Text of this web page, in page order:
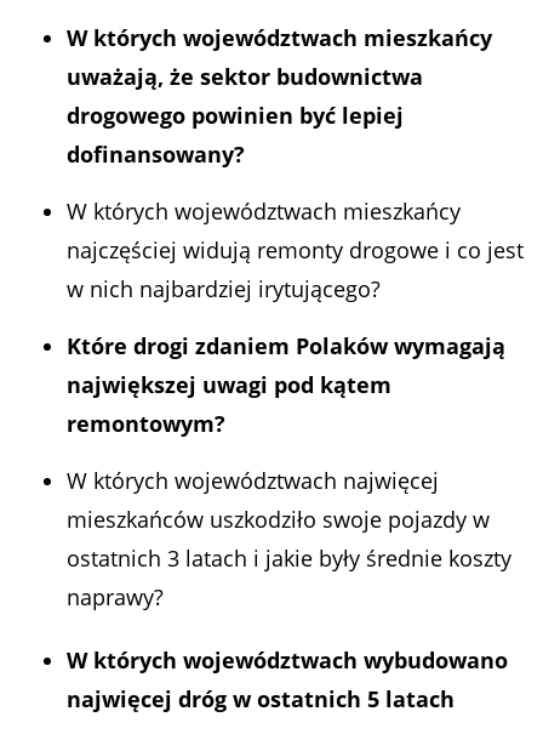
W których województwach mieszkańcy
uważają, że sektor budownictwa
drogowego powinien być lepiej
dofinansowany?
W których województwach mieszkańcy
najczęściej widują remonty drogowe i co jest
w nich najbardziej irytującego?
Które drogi zdaniem Polaków wymagają
największej uwagi pod kątem
remontowym?
W których województwach najwięcej
mieszkańców uszkodziło swoje pojazdy w
ostatnich 3 latach i jakie były średnie koszty
naprawy?
W których województwach wybudowano
najwięcej dróg w ostatnich 5 latach